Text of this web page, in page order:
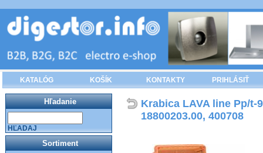
KATALÓG KOŠÍK KONTAKTY PRIHLÁSIŤ
Krabica LAVA line Pp/t-
18800203.00, 400708
Hľadanie
HĽADAJ
Sortiment